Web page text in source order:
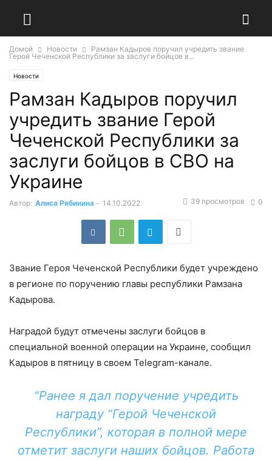
Домой Новости
Рамзан Кадыров поручил учредить звание
Герой Чеченской Республики за заслуги бойцов в...
Новости
Рамзан Кадыров поручил
учредить звание Герой
Чеченской Республики за
заслуги бойцов в СВО на
Украине
Автор: Алиса Рябинина - 14.10.2022 0
39 просмотров
Звание Героя Чеченской Республики будет учреждено
в регионе по поручению главы республики Рамзана
Кадырова.
Наградой будут отмечены заслуги бойцов в
специальной военной операции на Украине, сообщил
Кадыров в пятницу в своем Telegram-канале.
“Ранее я дал поручение учредить
награду “Герой Чеченской
Республики”, которая в полной мере
отметит заслуги наших бойцов. Работа